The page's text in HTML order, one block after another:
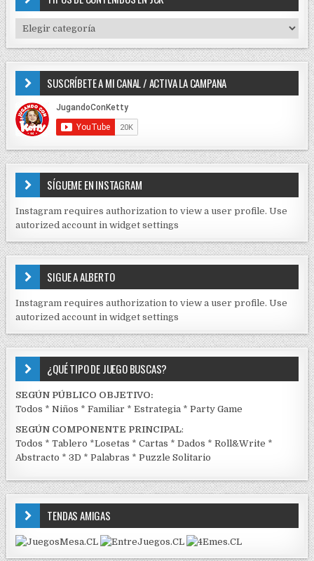
n
e
e
n
r
a
d
f
r
:
I
P
D
E
C
O
N
T
I
D
S
E
J
C
K
SUSCRÍBETE A MI CANAL / ACTIVA LA CAMPANA
SÍGUEME EN INSTAGRAM
Instagram requires authorization to view a user profile. Use
autorized account in widget settings
SIGUE A ALBERTO
Instagram requires authorization to view a user profile. Use
autorized account in widget settings
¿QUÉ TIPO DE JUEGO BUSCAS?
SEGÚN PÚBLICO OBJETIVO:
Todos *Niños *Familiar *Estrategia *Party Game
SEGÚN COMPONENTE PRINCIPAL:
Todos *Tablero *Losetas *Cartas *Dados *Roll&Write *
Abstracto *3D *Palabras *Puzzle Solitario
TENDAS AMIGAS